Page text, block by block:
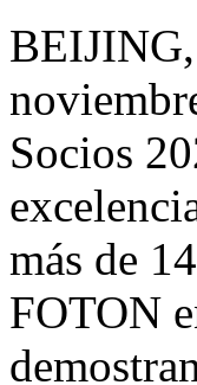
BEIJING,
Socios
más de
FOTON